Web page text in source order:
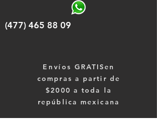
(477) 465 88 09
Envíos GRATISen
compras a partir de
$2000 a toda la
república mexicana